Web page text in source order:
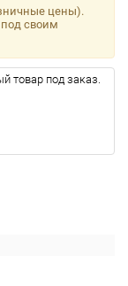
цены).
своим
товар под заказ.